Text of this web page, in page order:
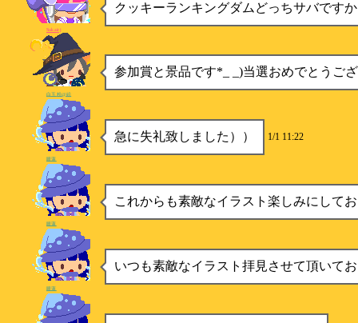
クッキーランキングダムどっちサバです
Sukairj
参加賞と景品です*_ _)当選おめでとうご
白玉粉@絵
急に失礼致しました）） 1/1 11:22
睡蓮
これからも素敵なイラスト楽しみにして
睡蓮
いつも素敵なイラスト拝見させて頂いて
睡蓮